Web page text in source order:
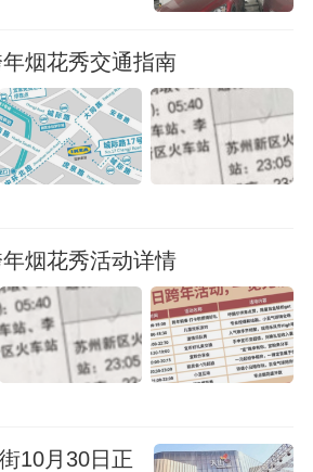
烟花秀交通指南
烟花秀活动详情
10月30日正